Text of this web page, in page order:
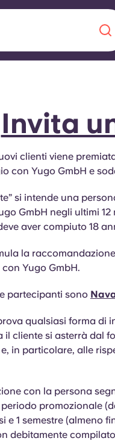
Invita
clienti viene
con Yugo GmbH e
si intende una
GmbH negli ultimi 12
aver compiuto 18
la
Yugo GmbH.
partecipanti sono
qualsiasi forma di
il cliente si asterrà dal
in particolare, alle
con la persona
promozionale
e 1 semestre (almeno
debitamente